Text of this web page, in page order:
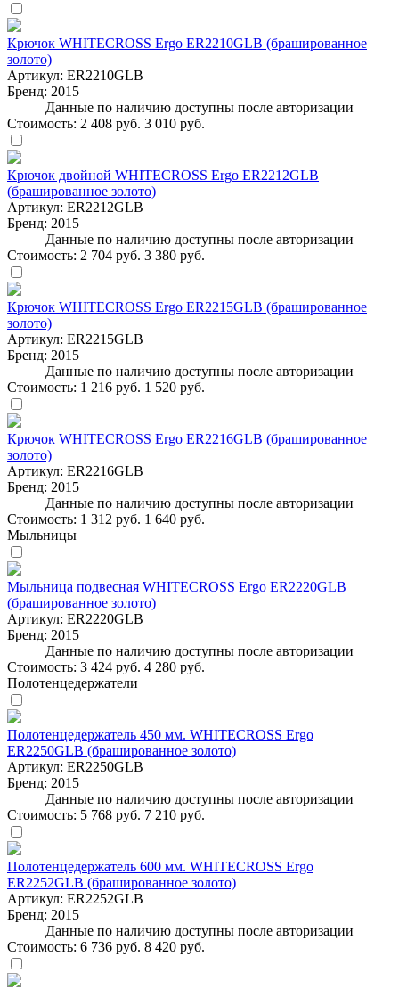
Крючок WHITECROSS Ergo ER2210GLB (брашированное
золото)
Артикул: ER2210GLB
Бренд: 2015
Данные по наличию доступны после авторизации
Стоимость: 2 408 руб. 3 010 руб.
Крючок двойной WHITECROSS Ergo ER2212GLB
(брашированное золото)
Артикул: ER2212GLB
Бренд: 2015
Данные по наличию доступны после авторизации
Стоимость: 2 704 руб. 3 380 руб.
Крючок WHITECROSS Ergo ER2215GLB (брашированное
золото)
Артикул: ER2215GLB
Бренд: 2015
Данные по наличию доступны после авторизации
Стоимость: 1 216 руб. 1 520 руб.
Крючок WHITECROSS Ergo ER2216GLB (брашированное
золото)
Артикул: ER2216GLB
Бренд: 2015
Данные по наличию доступны после авторизации
Стоимость: 1 312 руб. 1 640 руб.
Мыльницы
Мыльница подвесная WHITECROSS Ergo ER2220GLB
(брашированное золото)
Артикул: ER2220GLB
Бренд: 2015
Данные по наличию доступны после авторизации
Стоимость: 3 424 руб. 4 280 руб.
Полотенцедержатели
Полотенцедержатель 450 мм. WHITECROSS Ergo
ER2250GLB (брашированное золото)
Артикул: ER2250GLB
Бренд: 2015
Данные по наличию доступны после авторизации
Стоимость: 5 768 руб. 7 210 руб.
Полотенцедержатель 600 мм. WHITECROSS Ergo
ER2252GLB (брашированное золото)
Артикул: ER2252GLB
Бренд: 2015
Данные по наличию доступны после авторизации
Стоимость: 6 736 руб. 8 420 руб.